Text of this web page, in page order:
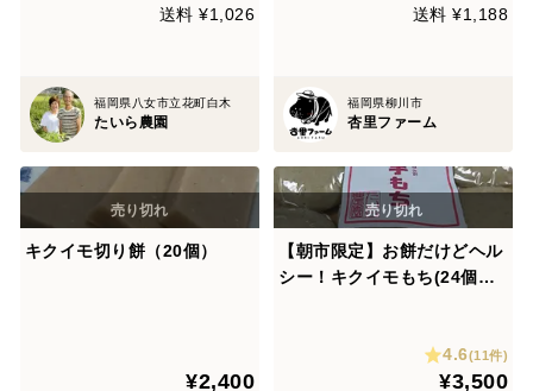
送料 ¥1,026
福岡県八女市立花町白木
たいら農園
送料 ¥1,188
福岡県柳川市
杏里ファーム
キクイモ切り餅（20個）
¥2,400
【朝市限定】お餅だけどヘル
シー！キクイモもち(24個セ
4.6(11件)
¥3,500